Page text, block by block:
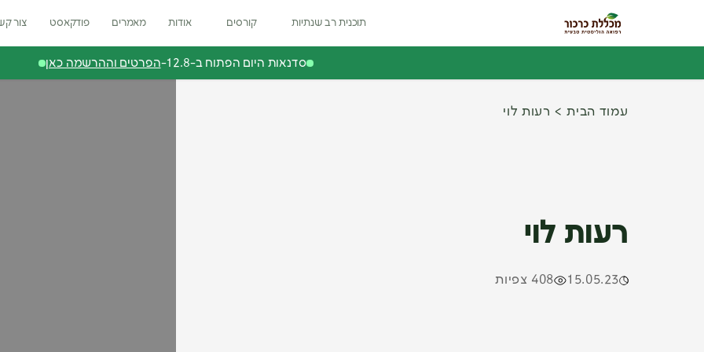
תוכנית רב שנתיות קורסים אודות מאמרים פודקאסט צור
סדנאות היום הפתוח ב-12.8- הפרטים וההרשמה כאן
עמוד הבית רעות לוי
רעות לוי
15.05.23 408 צפיות